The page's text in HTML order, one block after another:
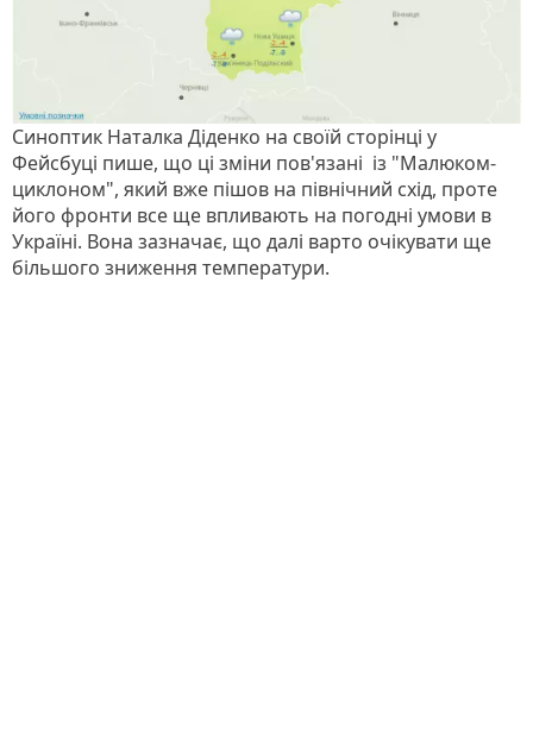
Синоптик Наталка Діденко на своїй сторінці у
Фейсбуці пише, що ці зміни пов'язані із "Малюком-
циклоном", який вже пішов на північний схід, проте
його фронти все ще впливають на погодні умови в
Україні. Вона зазначає, що далі варто очікувати ще
більшого зниження температури.